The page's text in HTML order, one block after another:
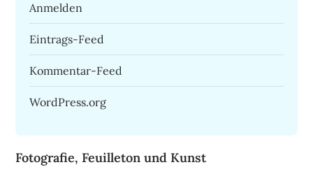
Anmelden
Eintrags-Feed
Kommentar-Feed
WordPress.org
Fotografie, Feuilleton und Kunst